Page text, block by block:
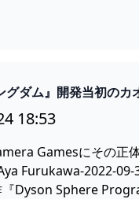
グダム』開発当初の
18:53
Gamesにその正
Furukawa-2022-
Dyson Sphere